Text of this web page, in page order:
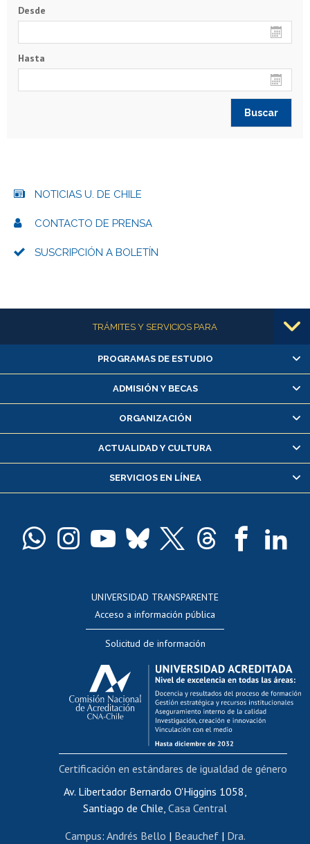
Desde
Hasta
NOTICIAS U. DE CHILE
CONTACTO DE PRENSA
SUSCRIPCIÓN A BOLETÍN
Más informaciónTRÁMITES Y SERVICIOS PARA
Alumnas/os y exalumnas/os
Matrícula en línea
Inscripción y cambio de asignaturas
Consulta y certificado de notas
Servicio médico y dental
Pago de arancel y crédito alumnos
Docentes
Perfeccionamiento
Editar Portafolio Académico
Evaluación docente
Calificación académica
Postulación al AUCAI
Funcionarias/os
Cursos internos de capacitación
Bienestar del personal
Portal de movilidad interna
Certificado de renta
Certificado de renta honorarios
PROGRAMAS DE ESTUDIO
ADMISIÓN Y BECAS
ORGANIZACIÓN
ACTUALIDAD Y CULTURA
SERVICIOS EN LÍNEA
UNIVERSIDAD TRANSPARENTE
Acceso a información pública
Solicitud de información
Av. Libertador Bernardo O'Higgins 1058,
Santiago de Chile, Casa Central
Campus: Andrés Bello | Beauchef| Dra.
Certificación en estándares de igualdad de género